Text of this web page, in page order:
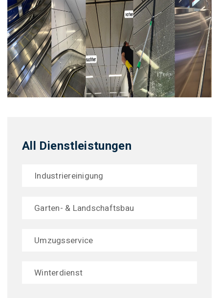
All Dienstleistungen
Industriereinigung
Garten- & Landschaftsbau
Umzugsservice
Winterdienst